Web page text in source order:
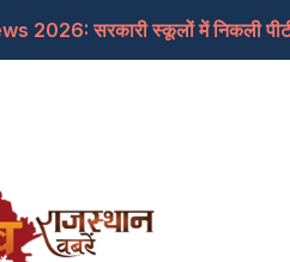
2026: सरकारी स्कूलों में निकली